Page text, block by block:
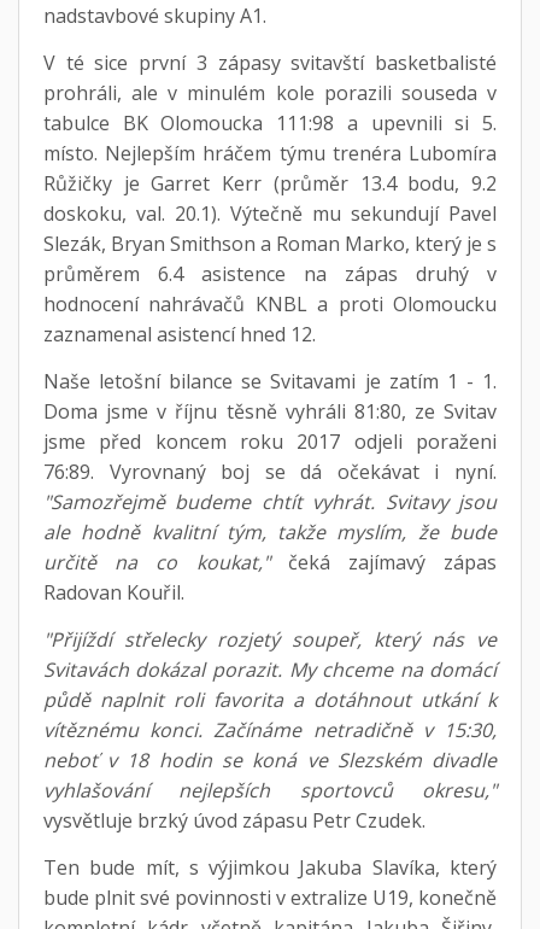
nadstavbové skupiny A1.
V té sice první 3 zápasy svitavští basketbalisté
prohráli, ale v minulém kole porazili souseda v
tabulce BK Olomoucka 111:98 a upevnili si 5.
místo. Nejlepším hráčem týmu trenéra Lubomíra
Růžičky je Garret Kerr (průměr 13.4 bodu, 9.2
doskoku, val. 20.1). Výtečně mu sekundují Pavel
Slezák, Bryan Smithson a Roman Marko, který je s
průměrem 6.4 asistence na zápas druhý v
hodnocení nahrávačů KNBL a proti Olomoucku
zaznamenal asistencí hned 12.
Naše letošní bilance se Svitavami je zatím 1 - 1.
Doma jsme v říjnu těsně vyhráli 81:80, ze Svitav
jsme před koncem roku 2017 odjeli poraženi
76:89. Vyrovnaný boj se dá očekávat i nyní.
"Samozřejmě budeme chtít vyhrát. Svitavy jsou
ale hodně kvalitní tým, takže myslím, že bude
určitě na co koukat," čeká zajímavý zápas
Radovan Kouřil.
"Přijíždí střelecky rozjetý soupeř, který nás ve
Svitavách dokázal porazit. My chceme na domácí
půdě naplnit roli favorita a dotáhnout utkání k
vítěznému konci. Začínáme netradičně v 15:30,
neboť v 18 hodin se koná ve Slezském divadle
vyhlašování nejlepších sportovců okresu,"
vysvětluje brzký úvod zápasu Petr Czudek.
Ten bude mít, s výjimkou Jakuba Slavíka, který
bude plnit své povinnosti v extralize U19, konečně